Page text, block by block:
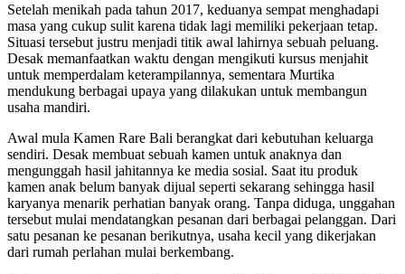
Setelah menikah pada tahun 2017, keduanya sempat menghadapi
masa yang cukup sulit karena tidak lagi memiliki pekerjaan tetap.
Situasi tersebut justru menjadi titik awal lahirnya sebuah peluang.
Desak memanfaatkan waktu dengan mengikuti kursus menjahit
untuk memperdalam keterampilannya, sementara Murtika
mendukung berbagai upaya yang dilakukan untuk membangun
usaha mandiri.
Awal mula Kamen Rare Bali berangkat dari kebutuhan keluarga
sendiri. Desak membuat sebuah kamen untuk anaknya dan
mengunggah hasil jahitannya ke media sosial. Saat itu produk
kamen anak belum banyak dijual seperti sekarang sehingga hasil
karyanya menarik perhatian banyak orang. Tanpa diduga, unggahan
tersebut mulai mendatangkan pesanan dari berbagai pelanggan. Dari
satu pesanan ke pesanan berikutnya, usaha kecil yang dikerjakan
dari rumah perlahan mulai berkembang.